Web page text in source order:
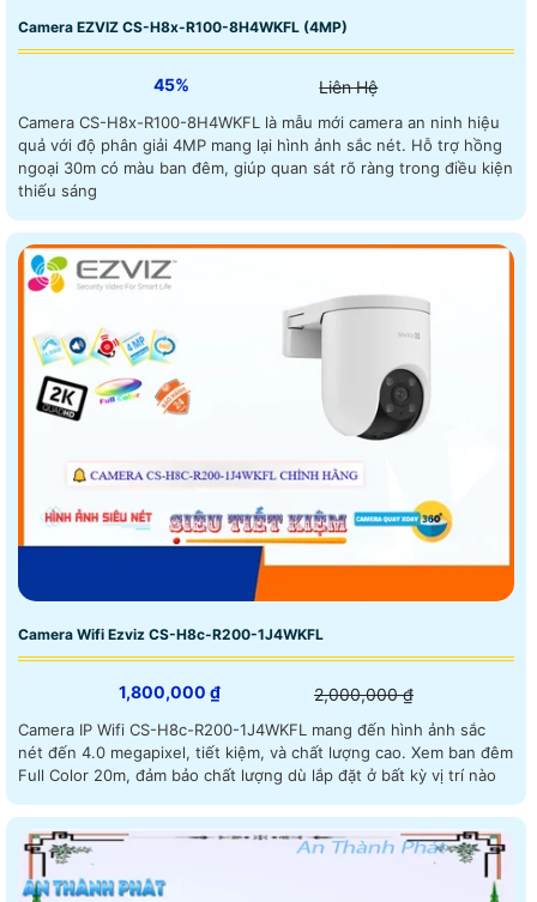
Camera EZVIZ CS-H8x-R100-8H4WKFL (4MP)
45% Liên Hệ
Camera CS-H8x-R100-8H4WKFL là mẫu mới camera an ninh hiệu
quả với độ phân giải 4MP mang lại hình ảnh sắc nét. Hỗ trợ hồng
ngoại 30m có màu ban đêm, giúp quan sát rõ ràng trong điều kiện
thiếu sáng
Camera Wifi Ezviz CS-H8c-R200-1J4WKFL
1,800,000 ₫ 2,000,000 ₫
Camera IP Wifi CS-H8c-R200-1J4WKFL mang đến hình ảnh sắc
nét đến 4.0 megapixel, tiết kiệm, và chất lượng cao. Xem ban đêm
Full Color 20m, đảm bảo chất lượng dù lắp đặt ở bất kỳ vị trí nào